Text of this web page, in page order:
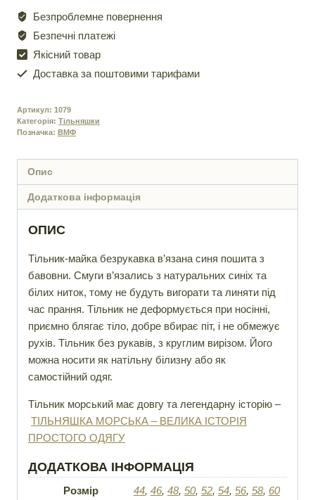
СИНЯ
кількість
Безпроблемне повернення
Безпечні платежі
Якісний товар
Доставка за поштовими тарифами
Артикул: 1079
Категорія: Тільняшки
Позначка: ВМФ
Опис
Додаткова інформація
ОПИС
Тільник-майка безрукавка в’язана синя пошита з
бавовни. Смуги в’язались з натуральних синіх та
білих ниток, тому не будуть вигорати та линяти під
час прання. Тільник не деформується при носінні,
приємно блягає тіло, добре вбирає піт, і не обмежує
рухів. Тільник без рукавів, з круглим вирізом. Його
можна носити як натільну білизну або як
самостійний одяг.
Тільник морський має довгу та легендарну історію –
ТІЛЬНЯШКА МОРСЬКА – ВЕЛИКА ІСТОРІЯ
ПРОСТОГО ОДЯГУ
ДОДАТКОВА ІНФОРМАЦІЯ
Розмір 44, 46, 48, 50, 52, 54, 56, 58, 60